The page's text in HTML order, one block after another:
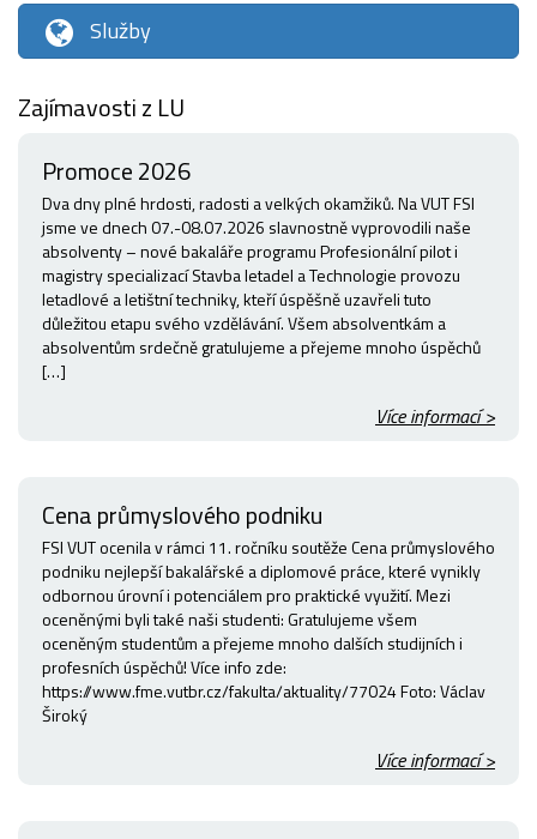
Služby
Zajímavosti z LU
Promoce 2026
Dva dny plné hrdosti, radosti a velkých okamžiků. Na VUT FSI
jsme ve dnech 07.-08.07.2026 slavnostně vyprovodili naše
absolventy – nové bakaláře programu Profesionální pilot i
magistry specializací Stavba letadel a Technologie provozu
letadlové a letištní techniky, kteří úspěšně uzavřeli tuto
důležitou etapu svého vzdělávání. Všem absolventkám a
absolventům srdečně gratulujeme a přejeme mnoho úspěchů
[…]
Více informací >
Cena průmyslového podniku
FSI VUT ocenila v rámci 11. ročníku soutěže Cena průmyslového
podniku nejlepší bakalářské a diplomové práce, které vynikly
odbornou úrovní i potenciálem pro praktické využití. Mezi
oceněnými byli také naši studenti: Gratulujeme všem
oceněným studentům a přejeme mnoho dalších studijních i
profesních úspěchů! Více info zde:
https://www.fme.vutbr.cz/fakulta/aktuality/77024 Foto: Václav
Široký
Více informací >